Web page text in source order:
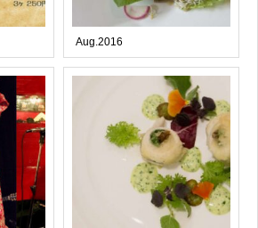
Aug.2016